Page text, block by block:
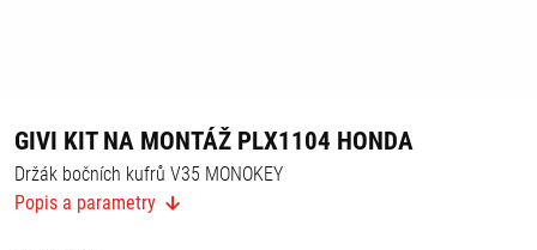
GIVI KIT NA MONTÁŽ PLX1104 HONDA
Držák bočních kufrů V35 MONOKEY
V případě montáže bez zadního nosiče 1104FZ je potřebné
Popis a parametry